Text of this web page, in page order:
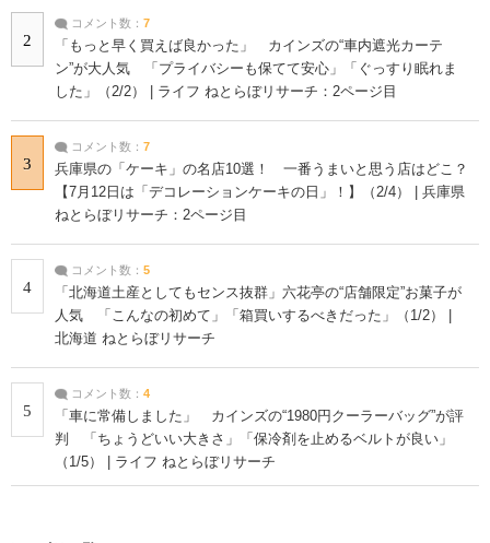
2
コメント数： 7
「もっと早く買えば良かった」 カインズの“車内遮光カーテ
ン”が大人気 「プライバシーも保てて安心」「ぐっすり眠れま
した」（2/2） | ライフ ねとらぼリサーチ：2ページ目
3
コメント数： 7
兵庫県の「ケーキ」の名店10選！ 一番うまいと思う店はどこ？
【7月12日は「デコレーションケーキの日」！】（2/4） | 兵庫県
ねとらぼリサーチ：2ページ目
4
コメント数： 5
「北海道土産としてもセンス抜群」六花亭の“店舗限定”お菓子が
人気 「こんなの初めて」「箱買いするべきだった」（1/2） |
北海道 ねとらぼリサーチ
5
コメント数： 4
「車に常備しました」 カインズの“1980円クーラーバッグ”が評
判 「ちょうどいい大きさ」「保冷剤を止めるベルトが良い」
（1/5） | ライフ ねとらぼリサーチ